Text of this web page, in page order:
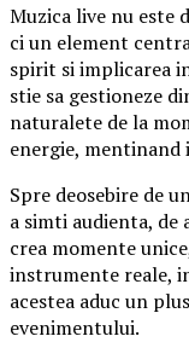
Muzica live nu este
ci un element
spirit si implicarea
stie sa gestioneze
naturalete de la
energie, mentinand
Spre deosebire de
a simti audienta,
crea momente
instrumente reale,
acestea aduc un
evenimentului.